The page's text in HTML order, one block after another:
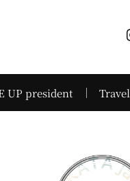
UP president Travel